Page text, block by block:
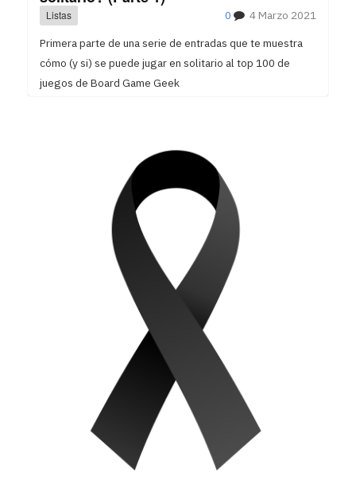
Listas 4 Marzo 2021
0
Primera parte de una serie de entradas que te muestra
cómo (y si) se puede jugar en solitario al top 100 de
juegos de Board Game Geek